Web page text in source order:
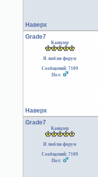
Наверх
Grade7
Канцлер
Я люблю форум
Сообщений: 7109
Пол:
Наверх
Grade7
Канцлер
Я люблю форум
Сообщений: 7109
Пол: